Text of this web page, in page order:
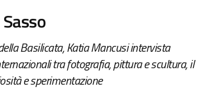
Basilicata, Katia Mancusi intervista
tra fotografia, pittura e scultura, il
e sperimentazione